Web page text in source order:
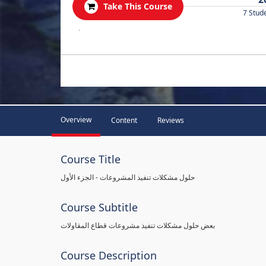
Take This Course
7
.
Overview Content Reviews
Course Title
حلول مشكلات تنفيذ المشروعات - الجزء الأول
Course Subtitle
بعض حلول مشكلات تنفيذ مشروعات قطاع المقاولات
Course Description